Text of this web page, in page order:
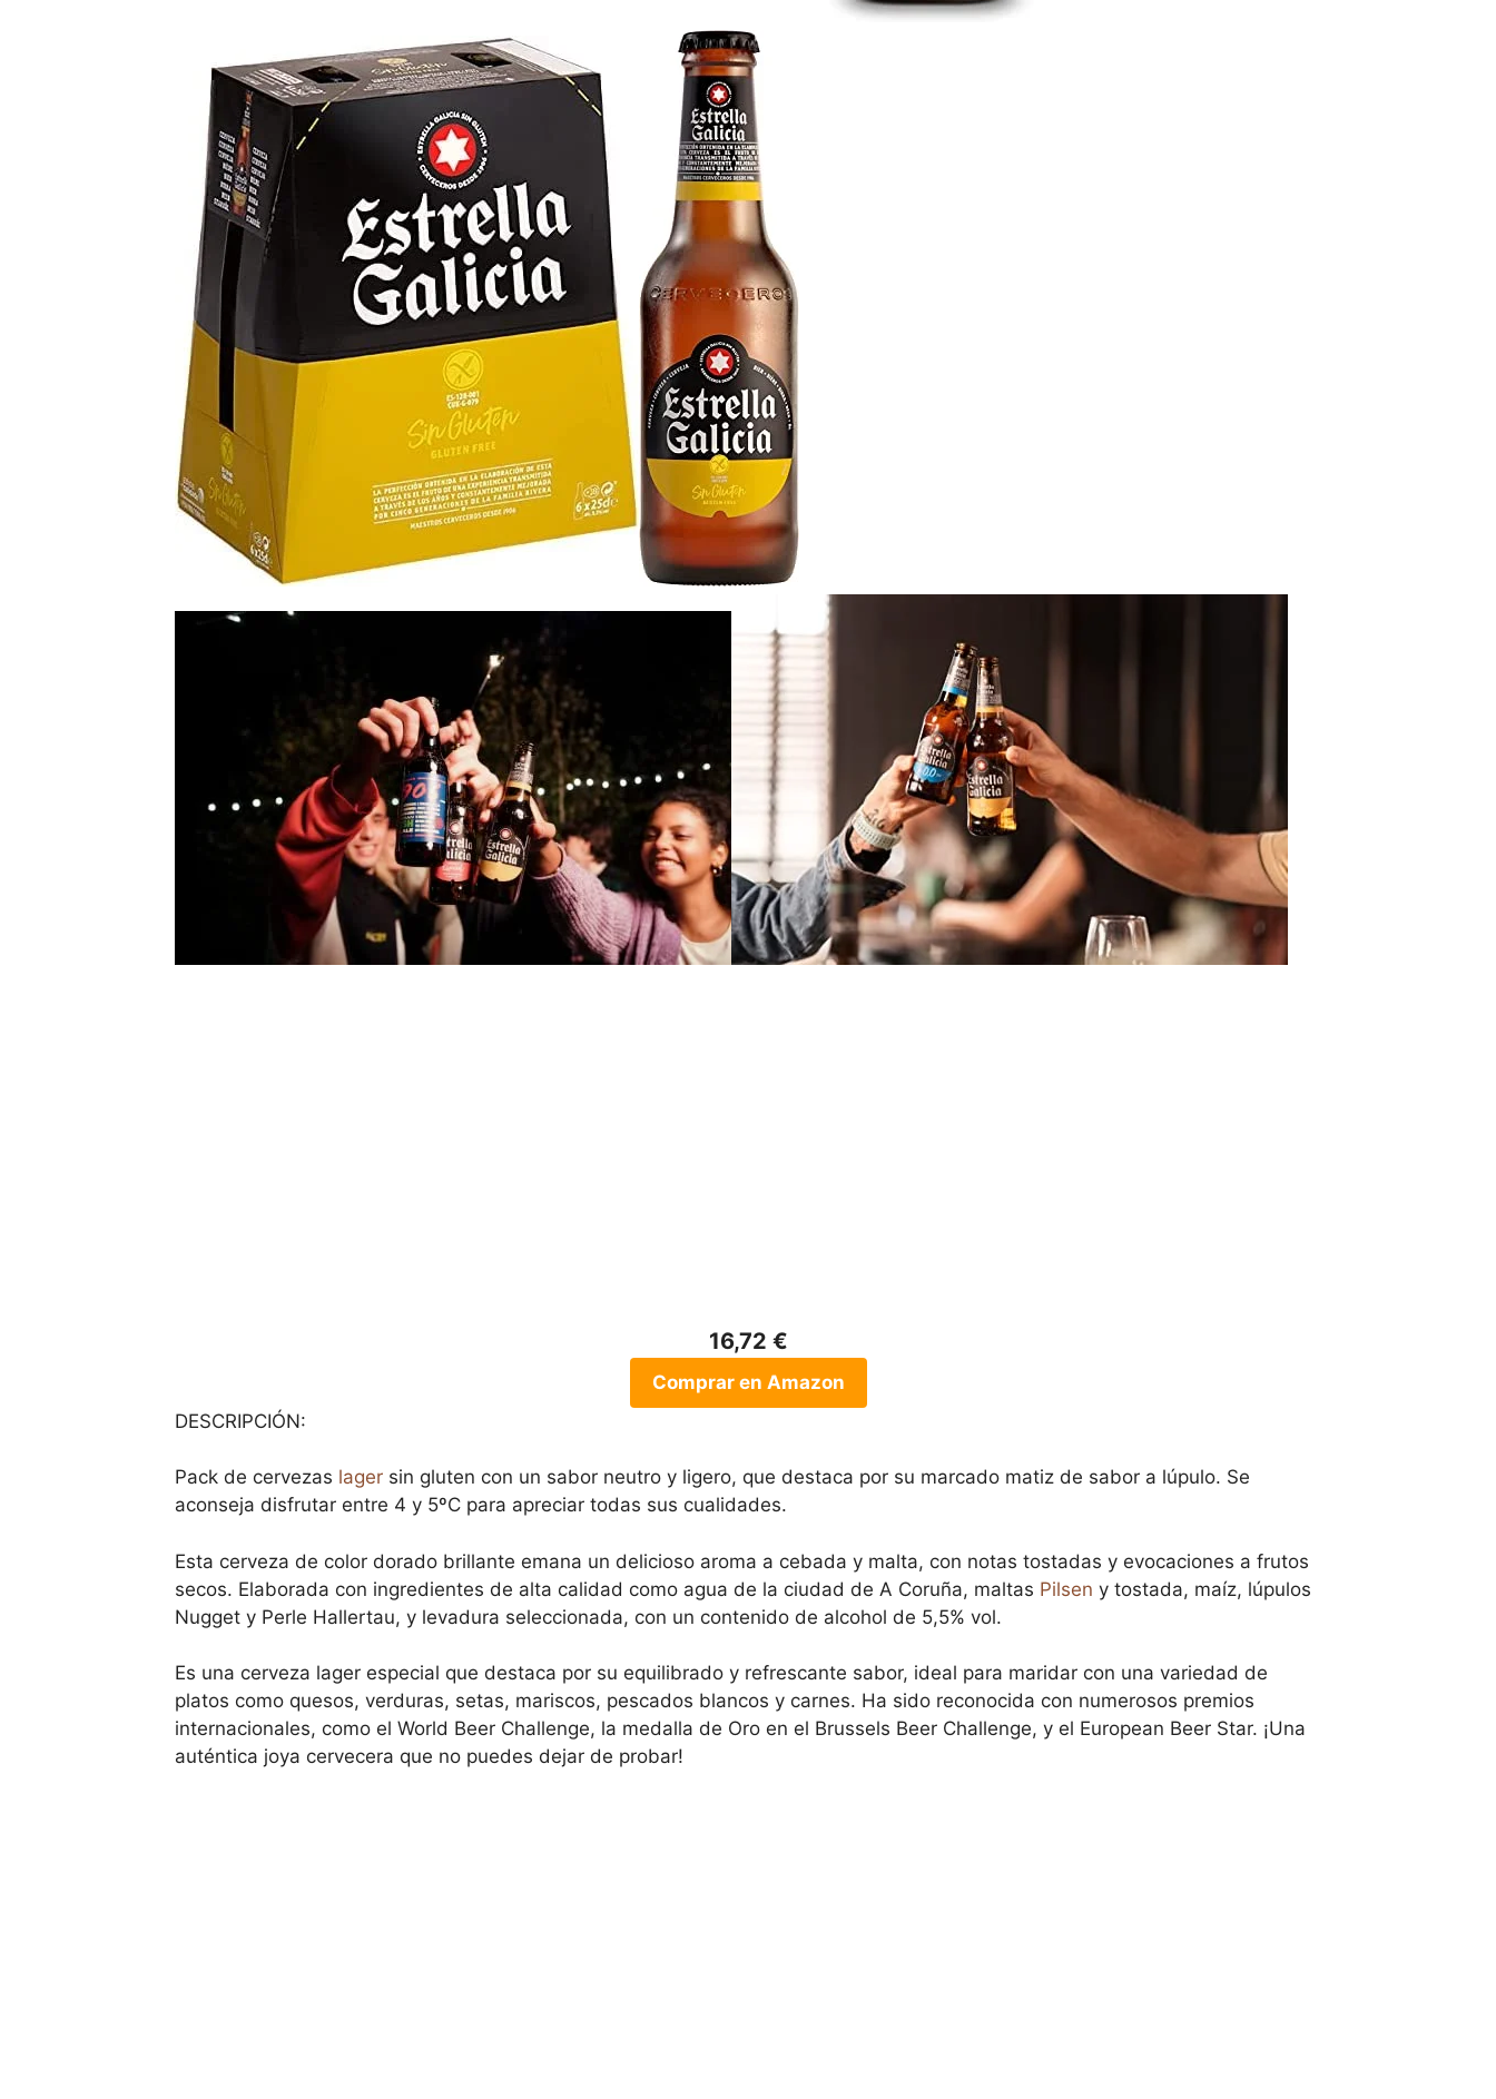
16,72 €
Comprar en Amazon
DESCRIPCIÓN:
Pack de cervezas lager sin gluten con un sabor neutro y ligero, que destaca por su marcado matiz de sabor a lúpulo. Se
aconseja disfrutar entre 4 y 5ºC para apreciar todas sus cualidades.
Esta cerveza de color dorado brillante emana un delicioso aroma a cebada y malta, con notas tostadas y evocaciones a frutos
secos. Elaborada con ingredientes de alta calidad como agua de la ciudad de A Coruña, maltas Pilsen y tostada, maíz, lúpulos
Nugget y Perle Hallertau, y levadura seleccionada, con un contenido de alcohol de 5,5% vol.
Es una cerveza lager especial que destaca por su equilibrado y refrescante sabor, ideal para maridar con una variedad de
platos como quesos, verduras, setas, mariscos, pescados blancos y carnes. Ha sido reconocida con numerosos premios
internacionales, como el World Beer Challenge, la medalla de Oro en el Brussels Beer Challenge, y el European Beer Star. ¡Una
auténtica joya cervecera que no puedes dejar de probar!